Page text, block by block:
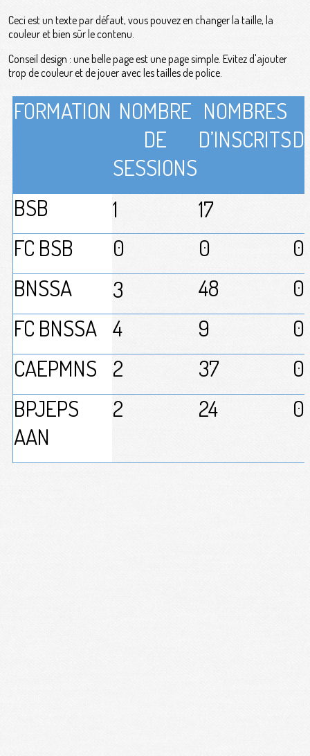
Ceci est un texte par défaut, vous pouvez en changer la taille, la
couleur et bien sûr le contenu.
Conseil design : une belle page est une page simple. Evitez d'ajouter
trop de couleur et de jouer avec les tailles de police.
FORMATION NOMBRE
DE
SESSIONS
NOMBRES
D’INSCRITS
BSB 1
17
FC BSB
0 0
0
BNSSA
3 48
FC BNSSA 4 9
CAEPMNS
2 37
BPJEPS
AAN
2 24